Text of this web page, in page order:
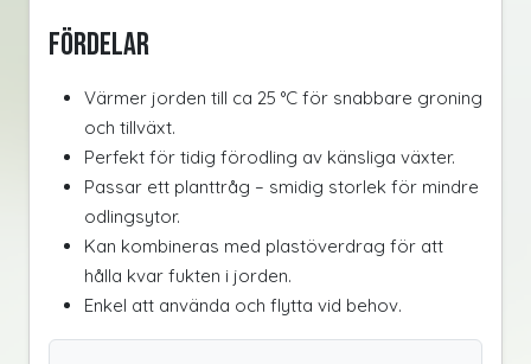
Fördelar
Värmer jorden till ca 25 °C för snabbare groning
och tillväxt.
Perfekt för tidig förodling av känsliga växter.
Passar ett planttråg – smidig storlek för mindre
odlingsytor.
Kan kombineras med plastöverdrag för att
hålla kvar fukten i jorden.
Enkel att använda och flytta vid behov.